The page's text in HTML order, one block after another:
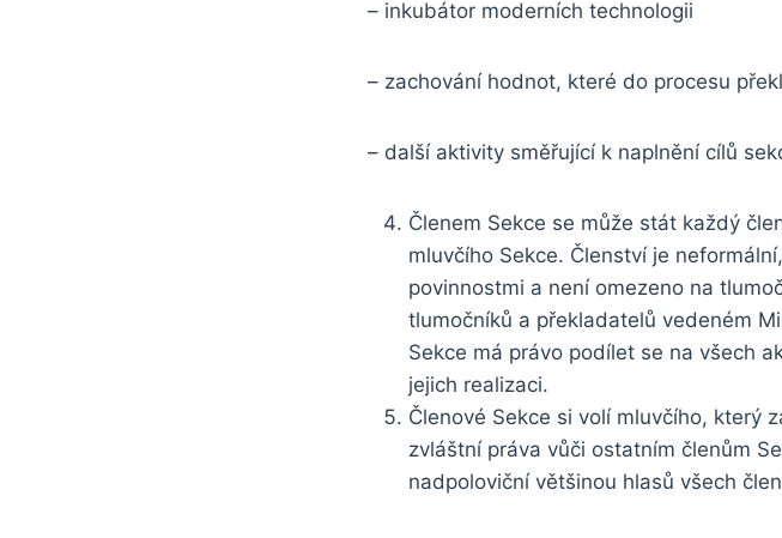
– inkubátor moderních technologii
– zachování hodnot, které do procesu
– další aktivity směřující k naplnění cílů
Členem Sekce se může stát každý
mluvčího Sekce. Členství je
povinnostmi a není omezeno na
tlumočníků a překladatelů vedeném
Sekce má právo podílet se na všech
jejich realizaci.
Členové Sekce si volí mluvčího, který
zvláštní práva vůči ostatním členům
nadpoloviční většinou hlasů všech